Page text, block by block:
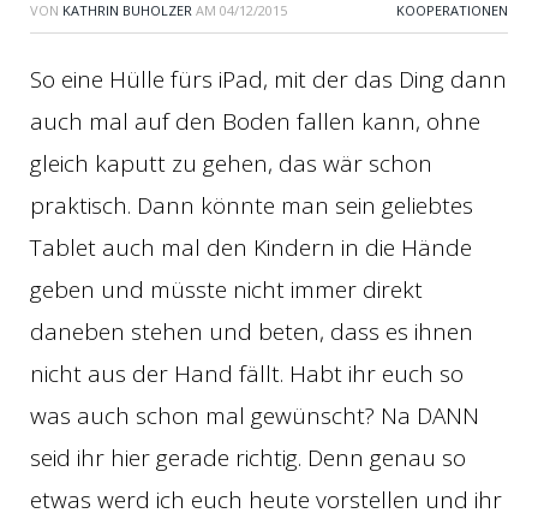
VON KATHRIN BUHOLZER AM 04/12/2015 KOOPERATIONEN
So eine Hülle fürs iPad, mit der das Ding dann
auch mal auf den Boden fallen kann, ohne
gleich kaputt zu gehen, das wär schon
praktisch. Dann könnte man sein geliebtes
Tablet auch mal den Kindern in die Hände
geben und müsste nicht immer direkt
daneben stehen und beten, dass es ihnen
nicht aus der Hand fällt. Habt ihr euch so
was auch schon mal gewünscht? Na DANN
seid ihr hier gerade richtig. Denn genau so
etwas werd ich euch heute vorstellen und ihr